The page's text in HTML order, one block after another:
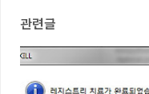
관련글